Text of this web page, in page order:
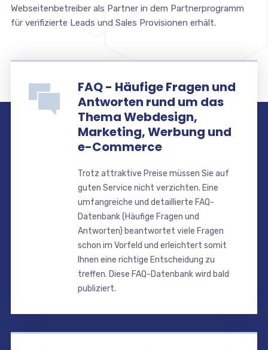
Webseitenbetreiber als Partner in dem Partnerprogramm
für verifizierte Leads und Sales Provisionen erhält.
FAQ - Häufige Fragen und
Antworten rund um das
Thema Webdesign,
Marketing, Werbung und
e-Commerce
Trotz attraktive Preise müssen Sie auf
guten Service nicht verzichten. Eine
umfangreiche und detaillierte FAQ-
Datenbank (Häufige Fragen und
Antworten) beantwortet viele Fragen
schon im Vorfeld und erleichtert somit
Ihnen eine richtige Entscheidung zu
treffen. Diese FAQ-Datenbank wird bald
publiziert.